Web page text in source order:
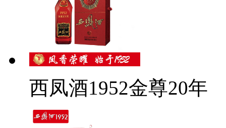
西凤酒1952金尊20年